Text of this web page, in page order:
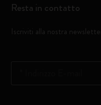
Resta in contatto
Iscriviti alla nostra